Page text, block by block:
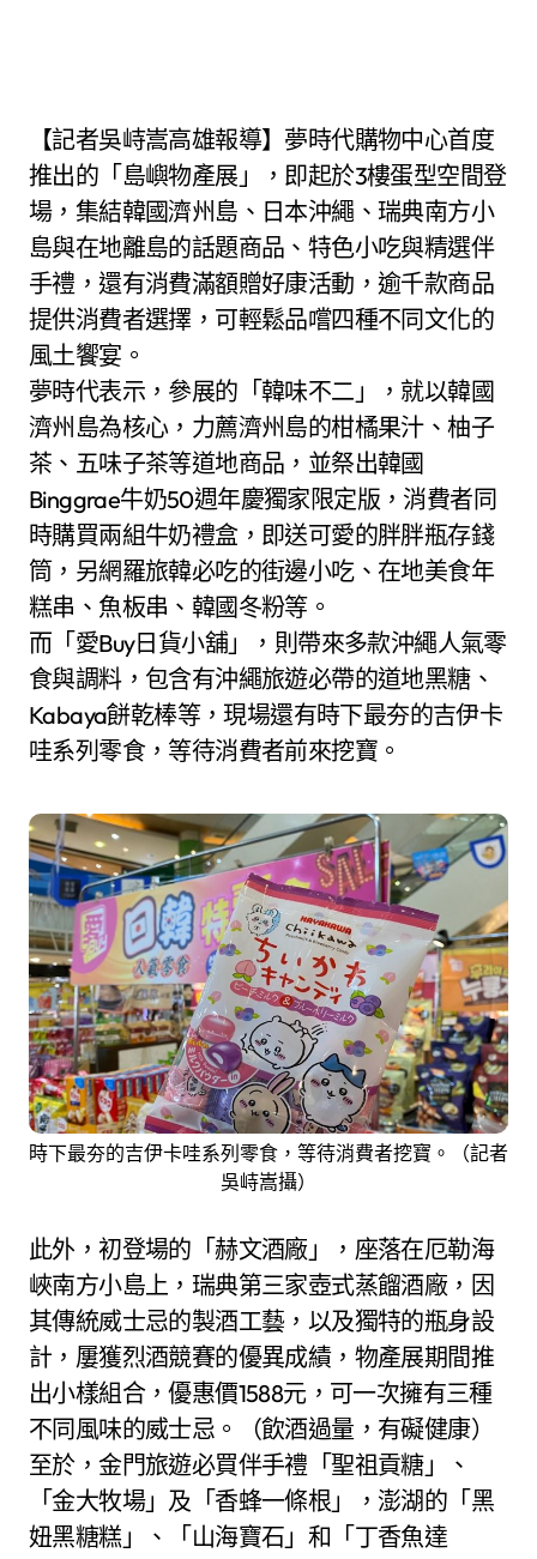
【記者吳峙嵩高雄報導】夢時代購物中心首度
推出的「島嶼物產展」，即起於3樓蛋型空間登
場，集結韓國濟州島、日本沖繩、瑞典南方小
島與在地離島的話題商品、特色小吃與精選伴
手禮，還有消費滿額贈好康活動，逾千款商品
提供消費者選擇，可輕鬆品嚐四種不同文化的
風土饗宴。
夢時代表示，參展的「韓味不二」，就以韓國
濟州島為核心，力薦濟州島的柑橘果汁、柚子
茶、五味子茶等道地商品，並祭出韓國
Binggrae牛奶50週年慶獨家限定版，消費者同
時購買兩組牛奶禮盒，即送可愛的胖胖瓶存錢
筒，另網羅旅韓必吃的街邊小吃、在地美食年
糕串、魚板串、韓國冬粉等。
而「愛Buy日貨小舖」，則帶來多款沖繩人氣零
食與調料，包含有沖繩旅遊必帶的道地黑糖、
Kabaya餅乾棒等，現場還有時下最夯的吉伊卡
哇系列零食，等待消費者前來挖寶。
時下最夯的吉伊卡哇系列零食，等待消費者挖寶。（記者
吳峙嵩攝）
此外，初登場的「赫文酒廠」，座落在厄勒海
峽南方小島上，瑞典第三家壺式蒸餾酒廠，因
其傳統威士忌的製酒工藝，以及獨特的瓶身設
計，屢獲烈酒競賽的優異成績，物產展期間推
出小樣組合，優惠價1588元，可一次擁有三種
不同風味的威士忌。（飲酒過量，有礙健康）
至於，金門旅遊必買伴手禮「聖祖貢糖」、
「金大牧場」及「香蜂一條根」，澎湖的「黑
妞黑糖糕」、「山海寶石」和「丁香魚達